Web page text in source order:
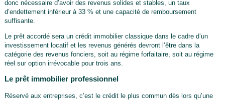
donc nécessaire d’avoir des revenus solides et stables, un taux
d’endettement inférieur à 33 % et une capacité de remboursement
suffisante.
Le prêt accordé sera un crédit immobilier classique dans le cadre d’un
investissement locatif et les revenus générés devront l’être dans la
catégorie des revenus fonciers, soit au régime forfaitaire, soit au régime
réel sur option irrévocable pour trois ans.
Le prêt immobilier professionnel
Réservé aux entreprises, c’est le crédit le plus commun dès lors qu’une